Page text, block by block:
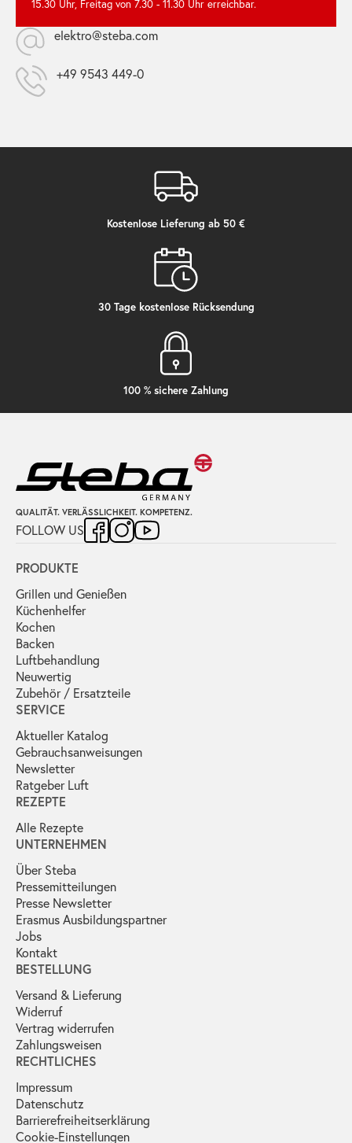
15.30 Uhr, Freitag von 7.30 - 11.30 Uhr erreichbar.
elektro@steba.com
+49 9543 449-0
Kostenlose Lieferung ab 50 €
30 Tage kostenlose Rücksendung
100 % sichere Zahlung
QUALITÄT. VERLÄSSLICHKEIT. KOMPETENZ.
FOLLOW US
PRODUKTE
Grillen und Genießen
Küchenhelfer
Kochen
Backen
Luftbehandlung
Neuwertig
Zubehör / Ersatzteile
SERVICE
Aktueller Katalog
Gebrauchs­anweisungen
Newsletter
Ratgeber Luft
REZEPTE
Alle Rezepte
UNTERNEHMEN
Über Steba
Pressemitteilungen
Presse Newsletter
Erasmus Ausbildungspartner
Jobs
Kontakt
BESTELLUNG
Versand & Lieferung
Widerruf
Vertrag widerrufen
Zahlungsweisen
RECHTLICHES
Impressum
Datenschutz
Barrierefreiheitserklärung
Cookie-Einstellungen